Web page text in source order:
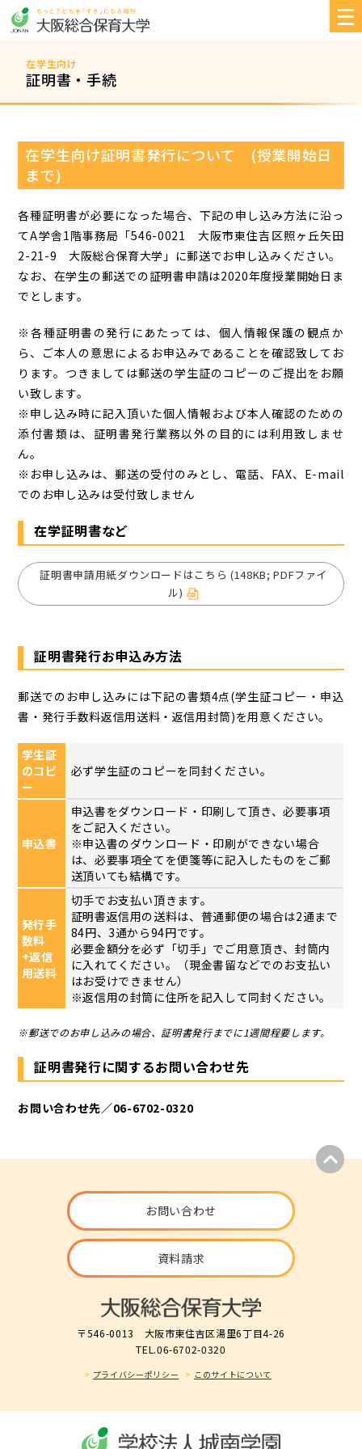
在学生向け
証明書・手続
在学生向け証明書発行について (授業開始日
まで)
各種証明書が必要になった場合、下記の申し込み方法に沿っ
てA学舎1階事務局「546-0021 大阪市東住吉区照ヶ丘矢田
2-21-9 大阪総合保育大学」に郵送でお申し込みください。
なお、在学生の郵送での証明書申請は2020年度授業開始日ま
でとします。
※各種証明書の発行にあたっては、個人情報保護の観点か
ら、ご本人の意思によるお申込みであることを確認致してお
ります。つきましては郵送の学生証のコピーのご提出をお願
い致します。
※申し込み時に記入頂いた個人情報および本人確認のための
添付書類は、証明書発行業務以外の目的には利用致しませ
ん。
※お申し込みは、郵送の受付のみとし、電話、FAX、E-mail
でのお申し込みは受付致しません
在学証明書など
証明書申請用紙ダウンロードはこちら (148KB; PDFファイ
ル)
証明書発行お申込み方法
郵送でのお申し込みには下記の書類4点(学生証コピー・申込
書・発行手数料返信用送料・返信用封筒)を用意ください。
学生証
のコピ
ー
必ず学生証のコピーを同封ください。
申込書
申込書をダウンロード・印刷して頂き、必要事項
をご記入ください。
※申込書のダウンロード・印刷ができない場合
は、必要事項全てを便箋等に記入したものをご郵
送頂いても結構です。
発行手
数料
+返信
用送料
切手でお支払い頂きます。
証明書返信用の送料は、普通郵便の場合は2通まで
84円、3通から94円です。
必要金額分を必ず「切手」でご用意頂き、封筒内
に入れてください。（現金書留などでのお支払い
はお受けできません）
※返信用の封筒に住所を記入して同封ください。
※郵送でのお申し込みの場合、証明書発行までに1週間程要します。
証明書発行に関するお問い合わせ先
お問い合わせ先／06-6702-0320
お問い合わせ
資料請求
〒546-0013 大阪市東住吉区湯里6丁目4-26
TEL.06-6702-0320
プライバシーポリシー このサイトについて